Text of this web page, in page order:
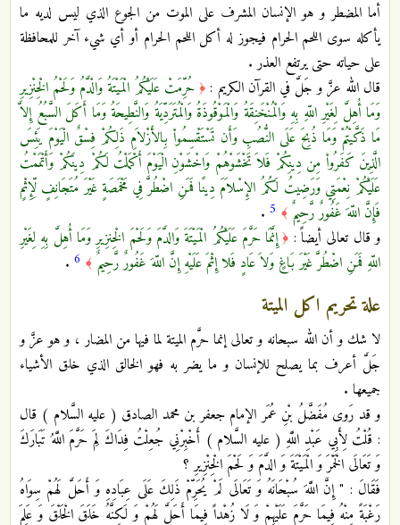
أما المضطر و هو الإنسان المشرف على الموت من الجوع الذي ليس لديه ما
يأكله سوى اللحم الحرام فيجوز له أكل اللحم الحرام أو أي شيء آخر للمحافظة
على حياته حتى يرتفع العذر .
قال الله عزَّ و جَلَّ في القرآن الكريم : ﴿ حُرِّمَتْ عَلَيْكُمُ الْمَيْتَةُ وَالْدَّمُ وَلَحْمُ الْخِنْزِيرِ
وَمَا أُهِلَّ لِغَيْرِ اللّهِ بِهِ وَالْمُنْخَنِقَةُ وَالْمَوْقُوذَةُ وَالْمُتَرَدِّيَةُ وَالنَّطِيحَةُ وَمَا أَكَلَ السَّبُعُ إِلاَّ
مَا ذَكَّيْتُمْ وَمَا ذُبِحَ عَلَى النُّصُبِ وَأَن تَسْتَقْسِمُواْ بِالأَزْلاَمِ ذَلِكُمْ فِسْقٌ الْيَوْمَ يَئِسَ
الَّذِينَ كَفَرُواْ مِن دِينِكُمْ فَلاَ تَخْشَوْهُمْ وَاخْشَوْنِ الْيَوْمَ أَكْمَلْتُ لَكُمْ دِينَكُمْ وَأَتْمَمْتُ
عَلَيْكُمْ نِعْمَتِي وَرَضِيتُ لَكُمُ الإِسْلاَمَ دِينًا فَمَنِ اضْطُرَّ فِي مَخْمَصَةٍ غَيْرَ مُتَجَانِفٍ لِّإِثْمٍ
فَإِنَّ اللّهَ غَفُورٌ رَّحِيمٌ ﴾ 5
.
و قال تعالى أيضاً : ﴿ إِنَّمَا حَرَّمَ عَلَيْكُمُ الْمَيْتَةَ وَالدَّمَ وَلَحْمَ الْخِنزِيرِ وَمَا أُهِلَّ بِهِ لِغَيْرِ
اللّهِ فَمَنِ اضْطُرَّ غَيْرَ بَاغٍ وَلاَ عَادٍ فَلا إِثْمَ عَلَيْهِ إِنَّ اللّهَ غَفُورٌ رَّحِيمٌ ﴾ 6
.
علة تحريم اكل الميتة
لا شك و أن الله سبحانه و تعالى إنما حرَّم الميتة لما فيها من المضار ، و هو عزَّ و
جَلَّ أعرف بما يصلح للإنسان و ما يضر به فهو الخالق الذي خلق الأشياء
جميعها .
و قد رَوى مُفَضَّلُ بْنِ عُمَر الإمام جعفر بن محمد الصادق ( عليه السَّلام ) قال
: قُلْتُ لِأَبِي عَبْدِ اللَّهِ ( عليه السَّلام ) أَخْبِرْنِي جُعِلْتُ فِدَاكَ لِمَ حَرَّمَ اللَّهُ تَبَارَكَ
وَ تَعَالَى الْخَمْرَ وَ الْمَيْتَةَ وَ الدَّمَ وَ لَحْمَ الْخِنْزِيرِ ؟
فَقَالَ : " إِنَّ اللَّهَ سُبْحَانَهُ وَ تَعَالَى لَمْ يُحَرِّمْ ذَلِكَ عَلَى عِبَادِهِ وَ أَحَلَّ لَهُمْ سِوَاهُ
رَغْبَةً مِنْهُ فِيمَا حَرَّمَ عَلَيْهِمْ وَ لَا زُهْداً فِيمَا أَحَلَّ لَهُمْ وَ لَكِنَّهُ خَلَقَ الْخَلْقَ وَ عَلِمَ